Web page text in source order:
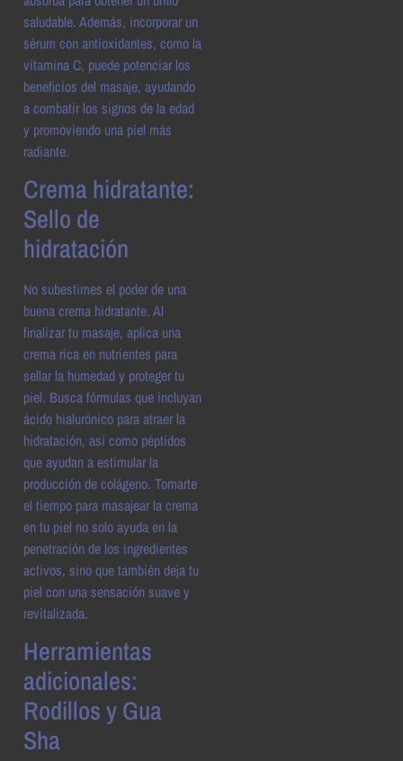
saludable. Además, incorporar un
sérum con antioxidantes, como la
vitamina C, puede potenciar los
beneficios del masaje, ayudando
a combatir los signos de la edad
y promoviendo una piel más
radiante.
Crema hidratante:
Sello de
hidratación
No subestimes el poder de una
buena crema hidratante. Al
finalizar tu masaje, aplica una
crema rica en nutrientes para
sellar la humedad y proteger tu
piel. Busca fórmulas que incluyan
ácido hialurónico para atraer la
hidratación, así como péptidos
que ayudan a estimular la
producción de colágeno. Tomarte
el tiempo para masajear la crema
en tu piel no solo ayuda en la
penetración de los ingredientes
activos, sino que también deja tu
piel con una sensación suave y
revitalizada.
Herramientas
adicionales:
Rodillos y Gua
Sha